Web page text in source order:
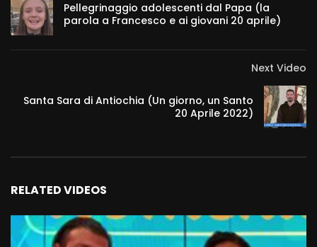
Pellegrinaggio adolescenti dal Papa (la
parola a Francesco e ai giovani 20 aprile)
Next Video
Santa Sara di Antiochia (Un giorno, un Santo
20 Aprile 2022)
RELATED VIDEOS